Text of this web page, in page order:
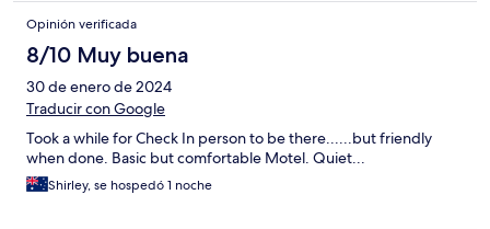
Opinión verificada
8/10 Muy buena
30 de enero de 2024
Traducir con Google
Took a while for Check In person to be there......but friendly
when done. Basic but comfortable Motel. Quiet...
Shirley, se hospedó 1 noche